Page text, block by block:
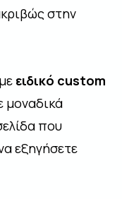
στην
ειδικό custom
μοναδικά
που
εξηγήσετε